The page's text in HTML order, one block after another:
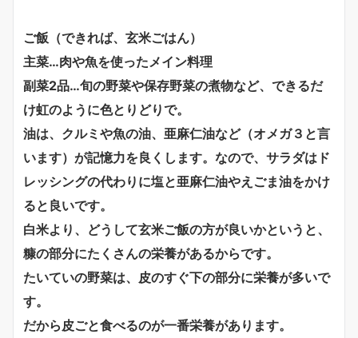
ご飯（できれば、玄米ごはん）
主菜…肉や魚を使ったメイン料理
副菜2品…旬の野菜や保存野菜の煮物など、できるだ
け虹のように色とりどりで。
油は、クルミや魚の油、亜麻仁油など（オメガ３と言
います）が記憶力を良くします。なので、サラダはド
レッシングの代わりに塩と亜麻仁油やえごま油をかけ
ると良いです。
白米より、どうして玄米ご飯の方が良いかというと、
糠の部分にたくさんの栄養があるからです。
たいていの野菜は、皮のすぐ下の部分に栄養が多いで
す。
だから皮ごと食べるのが一番栄養があります。